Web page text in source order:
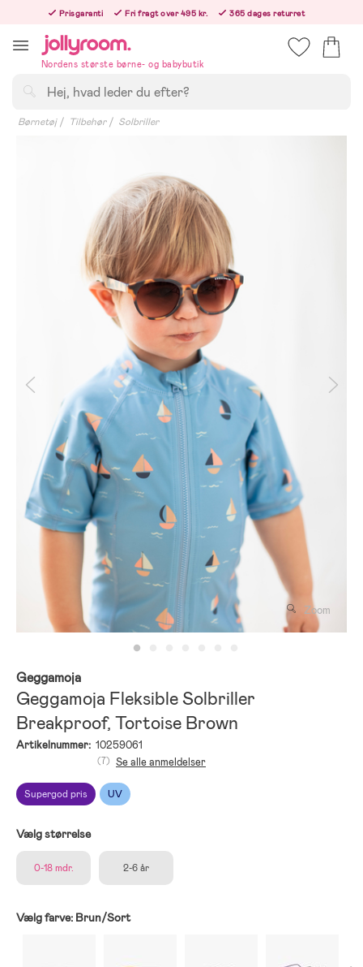
innehållet
Prisgaranti Fri fragt over 495 kr.
365 dages returret
Nordens største børne- og babybutik
Børnetøj Tilbehør Solbriller
Zoom
Geggamoja
Geggamoja Fleksible Solbriller
Breakproof, Tortoise Brown
Artikelnummer: 10259061
Supergod pris UV
(7) Se alle anmeldelser
Vælg størrelse
0-18 mdr. 2-6 år
Vælg farve: Brun/Sort